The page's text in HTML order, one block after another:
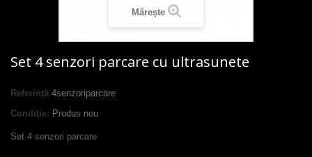
Mărește
Set 4 senzori parcare cu ultrasunete
Referință 4senzoriparcare
Condiție: Produs nou
Set 4 senzori parcare